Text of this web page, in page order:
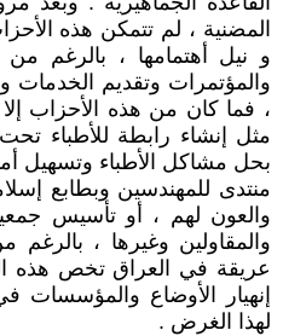
المضنية ، لم تتمكن هذه
و نيل أهتمامها ، بالرغم من
والمؤتمرات وتقديم الخدمات
، فما كان من هذه الأحزاب
مثل إنشاء رابطة للأطباء
بحل مشاكل الأطباء وتسهيل
منتدى للمهندسين وبطابع
والعون لهم ، أو تأسيس
والمقاولين وغيرها ،
عريقة في العراق تخص هذه
لهذا الغرض .